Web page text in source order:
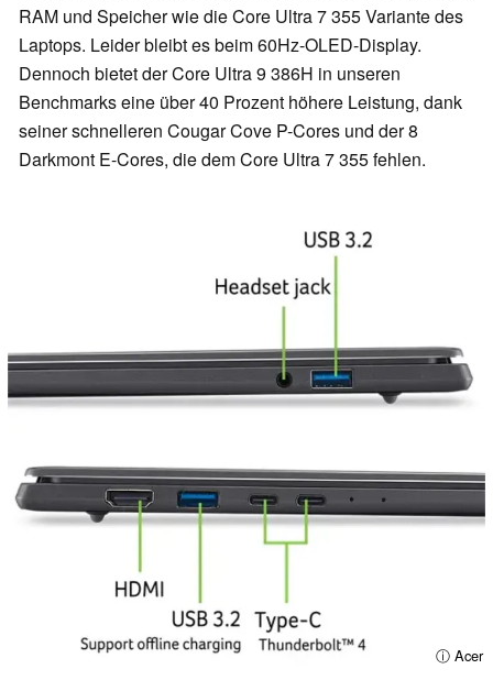
RAM und Speicher wie die Core Ultra 7 355 Variante des
Laptops. Leider bleibt es beim 60Hz-OLED-Display.
Dennoch bietet der Core Ultra 9 386H in unseren
Benchmarks eine über 40 Prozent höhere Leistung, dank
seiner schnelleren Cougar Cove P-Cores und der 8
Darkmont E-Cores, die dem Core Ultra 7 355 fehlen.
ⓘ Acer